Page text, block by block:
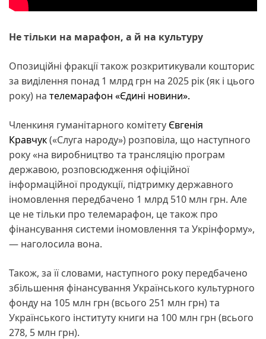
Не тільки на марафон, а й на культуру
Опозиційні фракції також розкритикували кошторис
за виділення понад 1 млрд грн на 2025 рік (як і цього
року) на телемарафон «Єдині новини».
Членкиня гуманітарного комітету Євгенія
Кравчук(«Слуга народу») розповіла, що наступного
року «на виробництво та трансляцію програм
державою, розповсюдження офіційної
інформаційної продукції, підтримку державного
іномовлення передбачено 1 млрд 510 млн грн. Але
це не тільки про телемарафон, це також про
фінансування системи іномовлення та Укрінформу»,
— наголосила вона.
Також, за її словами, наступного року передбачено
збільшення фінансування Українського культурного
фонду на 105 млн грн (всього 251 млн грн) та
Українського інституту книги на 100 млн грн (всього
278, 5 млн грн).